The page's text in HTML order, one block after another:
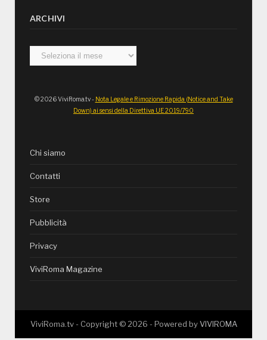
ARCHIVI
Archivi
© 2026 ViviRoma.tv - Nota Legale e Rimozione Rapida (Notice and Take
Down) ai sensi della Direttiva UE 2019/790
Chi siamo
Contatti
Store
Pubblicità
Privacy
ViviRoma Magazine
ViviRoma.tv - Copyright ©2026 - Powered byVIVIROMA